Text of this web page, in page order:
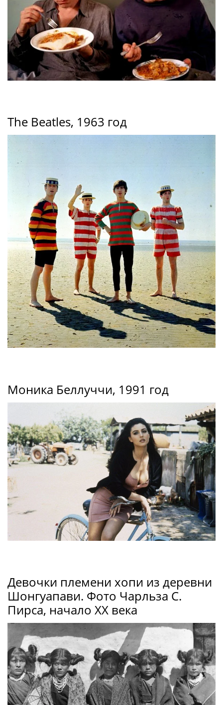
The Beatles, 1963 год
Моника Беллуччи, 1991 год
Девочки племени хопи из деревни
Шонгуапави. Фото Чарльза С.
Пирса, начало XX века